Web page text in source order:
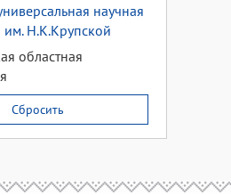
научная
им. Н.К.Крупской
областная
Сбросить